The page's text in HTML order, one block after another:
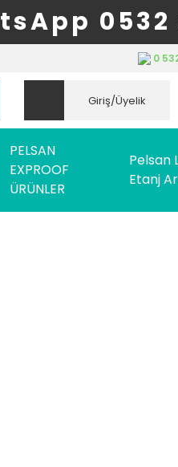
0
Giriş/Üyelik
PELSAN
EXPROOF
ÜRÜNLER
Pelsan
Etanj